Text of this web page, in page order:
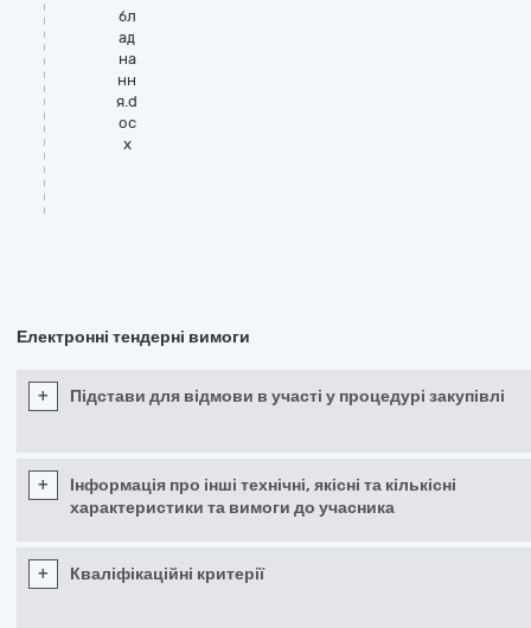
бл
ад
на
нн
я.d
oc
x
Електронні тендерні вимоги
+ Підстави для відмови в участі у процедурі закупівлі
+
Інформація про інші технічні, якісні та кількісні
характеристики та вимоги до учасника
+ Кваліфікаційні критерії